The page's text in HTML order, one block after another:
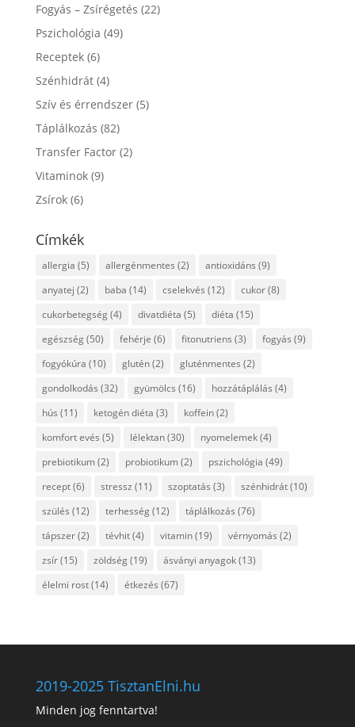
Fogyás – Zsírégetés (22)
Pszichológia (49)
Receptek(6)
Szénhidrát(4)
Szív és érrendszer(5)
Táplálkozás (82)
Transfer Factor(2)
Vitaminok(9)
Zsírok(6)
Címkék
allergia (5) allergénmentes (2) antioxidáns (9)
anyatej (2) baba (14) cselekvés (12) cukor(8)
cukorbetegség(4) divatdiéta (5) diéta (15)
egészség(50) fehérje (6) fitonutriens (3) fogyás (9)
fogyókúra (10) glutén(2) gluténmentes (2)
gondolkodás (32) gyümölcs (16) hozzátáplálás (4)
hús (11) ketogén diéta (3) koffein(2)
komfort evés (5) lélektan(30) nyomelemek(4)
prebiotikum(2) probiotikum(2) pszichológia (49)
recept(6) stressz (11) szoptatás (3) szénhidrát(10)
szülés (12) terhesség(12) táplálkozás (76)
tápszer(2) tévhit(4) vitamin(19) vérnyomás (2)
zsír(15) zöldség(19) ásványi anyagok(13)
élelmi rost(14) étkezés (67)
2019-2025 TisztanElni.hu
Minden jog fenntartva!